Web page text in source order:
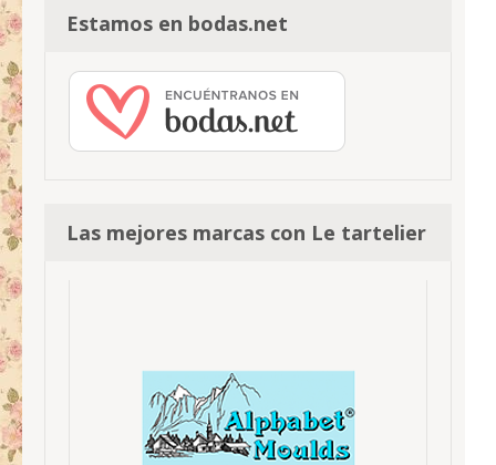
Estamos en bodas.net
Las mejores marcas con Le tartelier